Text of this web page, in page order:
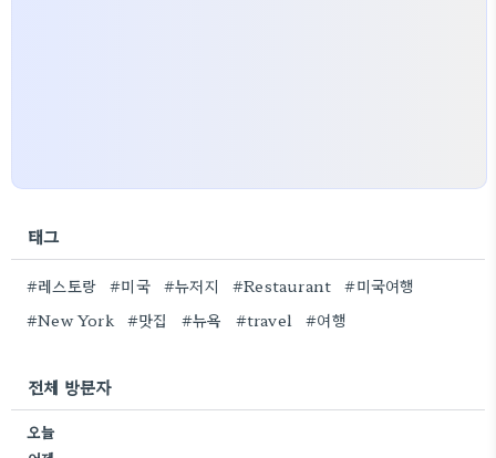
태그
#레스토랑 #미국 #뉴저지 #Restaurant
#미국여행
#New York
#맛집 #뉴욕 #travel #여행
전체 방문자
오늘